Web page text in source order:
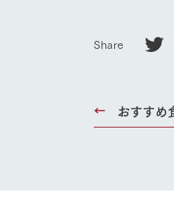
Share
おすすめ